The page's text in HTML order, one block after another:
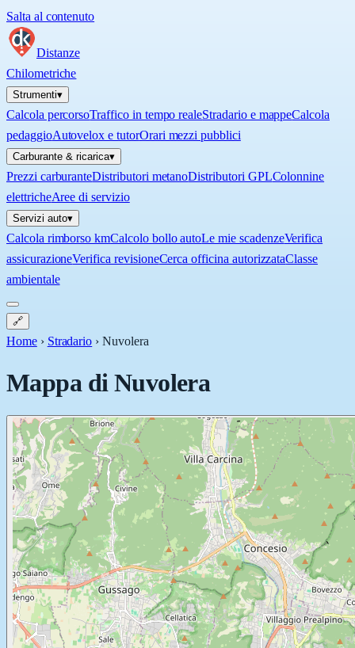
Salta al contenuto
Distanze
Chilometriche
Strumenti▾
Calcola percorsoTraffico in tempo realeStradario e mappeCalcola
pedaggioAutovelox e tutorOrari mezzi pubblici
Carburante & ricarica▾
Prezzi carburanteDistributori metanoDistributori GPLColonnine
elettricheAree di servizio
Servizi auto▾
Calcola rimborso kmCalcolo bollo autoLe mie scadenzeVerifica
assicurazioneVerifica revisioneCerca officina autorizzataClasse
ambientale
🔗
Home › Stradario ›Nuvolera
Mappa diNuvolera